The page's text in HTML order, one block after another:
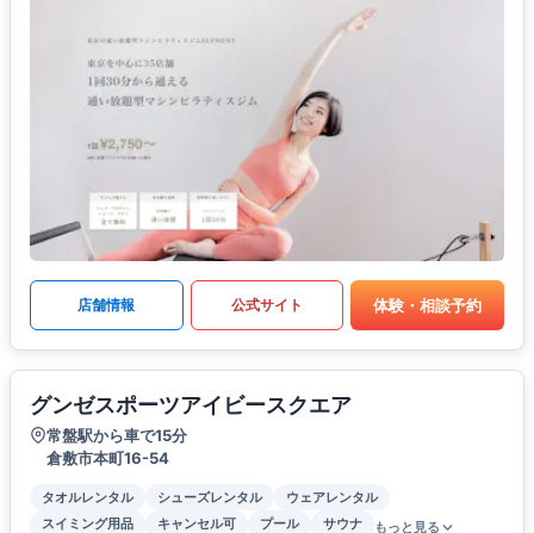
店舗情報 公式サイト 体験・相談予約
グンゼスポーツアイビースクエア
常盤駅から車で15分
倉敷市本町16-54
タオルレンタル シューズレンタル
ウェアレンタル
スイミング用品
キャンセル可 プール サウナ もっと見る